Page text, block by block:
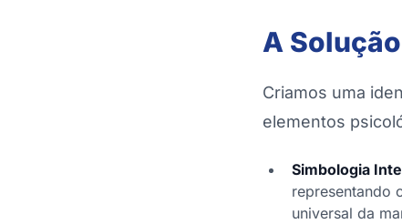
A
Criamos uma
elementos
Simbologia
representando
universal da